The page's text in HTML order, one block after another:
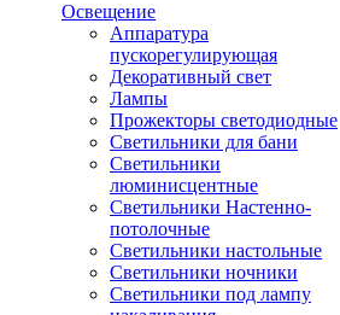
Освещение
Аппаратура
пускорегулирующая
Декоративный свет
Лампы
Прожекторы светодиодные
Светильники для бани
Светильники
люминисцентные
Светильники Настенно-
потолочные
Светильники настольные
Светильники ночники
Светильники под лампу